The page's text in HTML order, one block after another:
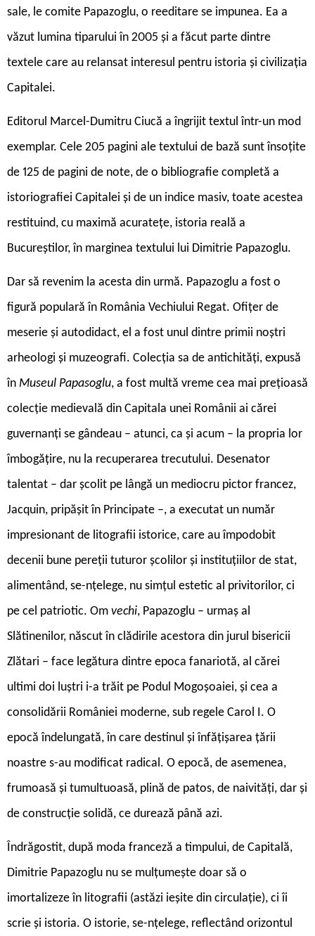
sale, le comite Papazoglu, o reeditare se impunea. Ea a
văzut lumina tiparului în 2005 și a făcut parte dintre
textele care au relansat interesul pentru istoria și civilizația
Capitalei.
Editorul Marcel-Dumitru Ciucă a îngrijit textul într-un mod
exemplar. Cele 205 pagini ale textului de bază sunt însoțite
de 125 de pagini de note, de o bibliografie completă a
istoriografiei Capitalei și de un indice masiv, toate acestea
restituind, cu maximă acuratețe, istoria reală a
Bucureștilor, în marginea textului lui Dimitrie Papazoglu.
Dar să revenim la acesta din urmă. Papazoglu a fost o
figură populară în România Vechiului Regat. Ofițer de
meserie și autodidact, el a fost unul dintre primii noștri
arheologi și muzeografi. Colecția sa de antichități, expusă
în Museul Papasoglu, a fost multă vreme cea mai prețioasă
colecție medievală din Capitala unei Românii ai cărei
guvernanți se gândeau – atunci, ca și acum – la propria lor
îmbogățire, nu la recuperarea trecutului. Desenator
talentat – dar școlit pe lângă un mediocru pictor francez,
Jacquin, pripășit în Principate –, a executat un număr
impresionant de litografii istorice, care au împodobit
decenii bune pereții tuturor școlilor și instituțiilor de stat,
alimentând, se-nțelege, nu simțul estetic al privitorilor, ci
pe cel patriotic. Om vechi, Papazoglu – urmaș al
Slătinenilor, născut în clădirile acestora din jurul bisericii
Zlătari – face legătura dintre epoca fanariotă, al cărei
ultimi doi luștri i-a trăit pe Podul Mogoșoaiei, și cea a
consolidării României moderne, sub regele Carol I. O
epocă îndelungată, în care destinul și înfățișarea țării
noastre s-au modificat radical. O epocă, de asemenea,
frumoasă și tumultuoasă, plină de patos, de naivități, dar și
de construcție solidă, ce durează până azi.
ndrăgostit, după moda franceză a timpului, de Capitală,
Dimitrie Papazoglu nu se mulțumește doar să o
imortalizeze în litografii (astăzi ieșite din circulație), ci îi
scrie și istoria. O istorie, se-nțelege, reflectând orizontul